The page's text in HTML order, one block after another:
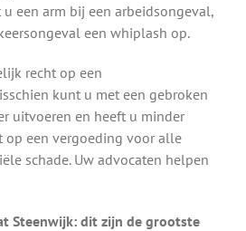
een arm bij een arbeidsongeval,
een whiplash op.
recht op een
kunt u met een gebroken
uitvoeren en heeft u minder
op een vergoeding voor alle
schade. Uw advocaten helpen
Steenwijk: dit zijn de grootste